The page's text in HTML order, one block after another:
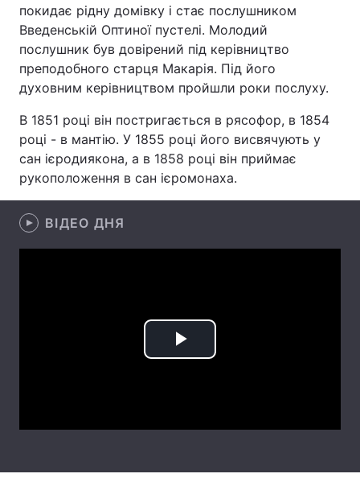
Спорт Наука
Техно і зв'язок Лайт
Зброя Інциденти
Здоров'я Туризм
Цікавинки Погода
Лонгріди
покидає рідну домівку і стає послушником
Введенській Оптиної пустелі. Молодий
послушник був довірений під керівництво
преподобного старця Макарія. Під його
духовним керівництвом пройшли роки послуху.
В 1851 році він постригається в рясофор, в 1854
році - в мантію. У 1855 році його висвячують у
сан ієродиякона, а в 1858 році він приймає
рукоположення в сан ієромонаха.
ВІДЕО ДНЯ
Play